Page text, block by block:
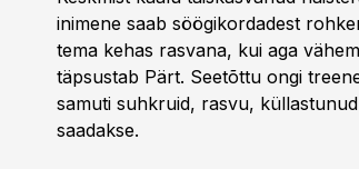
inimene saab söögikordadest
tema kehas rasvana, kui aga
täpsustab Pärt. Seetõttu ongi
samuti suhkruid, rasvu,
saadakse.